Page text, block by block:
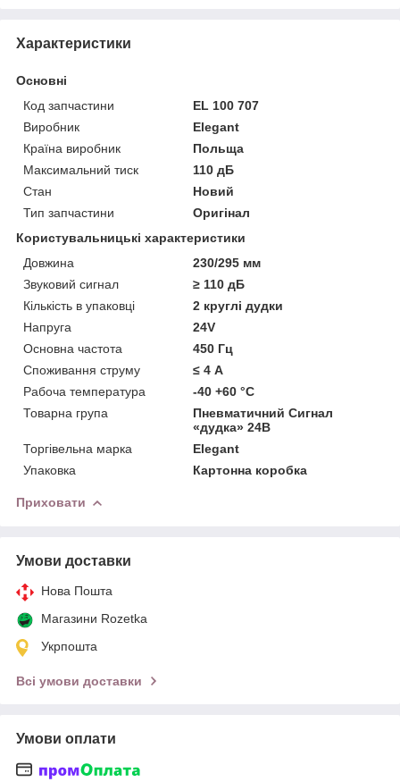
Характеристики
Основні
Код запчастини
EL 100 707
Виробник
Elegant
Країна виробник
Польща
Максимальний тиск
110 дБ
Стан
Новий
Тип запчастини
Оригінал
Користувальницькі характеристики
Довжина
230/295 мм
Звуковий сигнал
≥ 110 дБ
Кількість в упаковці
2 круглі дудки
Напруга
24V
Основна частота
450 Гц
Споживання струму
≤ 4 А
Рабоча температура
-40 +60 °С
Товарна група
Пневматичний Сигнал
«дудка» 24В
Торгівельна марка
Elegant
Упаковка
Картонна коробка
Приховати
Умови доставки
Нова Пошта
Магазини Rozetka
Укрпошта
Всі умови доставки
Умови оплати